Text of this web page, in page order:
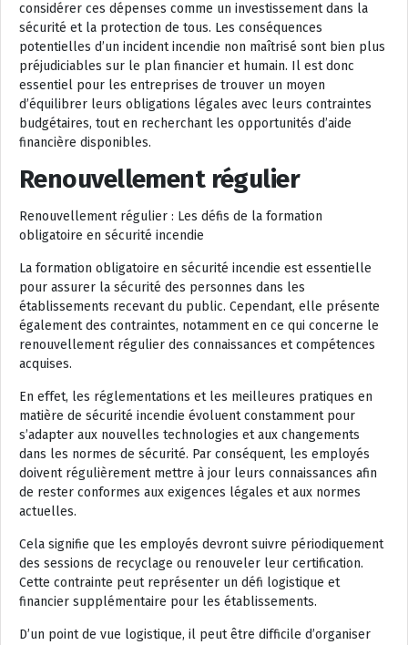
considérer ces dépenses comme un investissement dans la
sécurité et la protection de tous. Les conséquences
potentielles d’un incident incendie non maîtrisé sont bien plus
préjudiciables sur le plan financier et humain. Il est donc
essentiel pour les entreprises de trouver un moyen
d’équilibrer leurs obligations légales avec leurs contraintes
budgétaires, tout en recherchant les opportunités d’aide
financière disponibles.
Renouvellement régulier
Renouvellement régulier : Les défis de la formation
obligatoire en sécurité incendie
La formation obligatoire en sécurité incendie est essentielle
pour assurer la sécurité des personnes dans les
établissements recevant du public. Cependant, elle présente
également des contraintes, notamment en ce qui concerne le
renouvellement régulier des connaissances et compétences
acquises.
En effet, les réglementations et les meilleures pratiques en
matière de sécurité incendie évoluent constamment pour
s’adapter aux nouvelles technologies et aux changements
dans les normes de sécurité. Par conséquent, les employés
doivent régulièrement mettre à jour leurs connaissances afin
de rester conformes aux exigences légales et aux normes
actuelles.
Cela signifie que les employés devront suivre périodiquement
des sessions de recyclage ou renouveler leur certification.
Cette contrainte peut représenter un défi logistique et
financier supplémentaire pour les établissements.
D’un point de vue logistique, il peut être difficile d’organiser